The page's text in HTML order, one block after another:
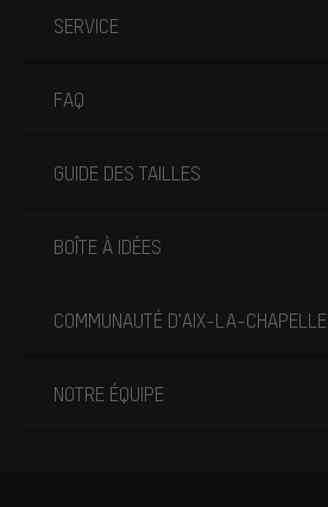
SERVICE
FAQ
GUIDE DES TAILLES
BOÎTE À IDÉES
COMMUNAUTÉ D'AIX-LA-CHAPELLE
NOTRE ÉQUIPE